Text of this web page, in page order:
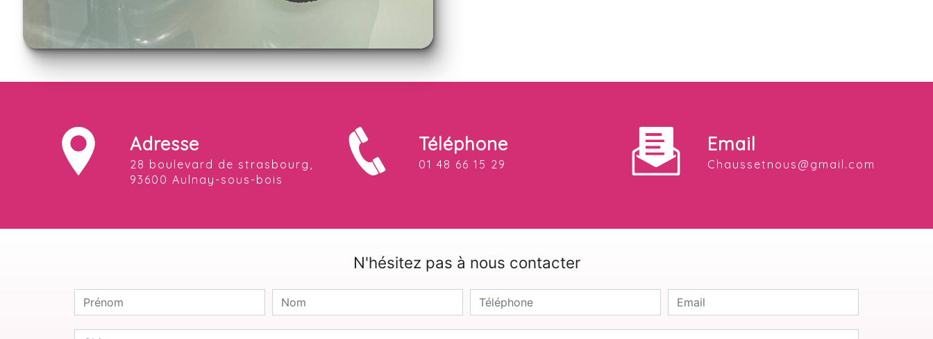
Adresse
28 boulevard de strasbourg,
93600 Aulnay-sous-bois
Téléphone
01 48 66 15 29
Email
chaussetnous@gmail.com
N'hésitez pas à nous contacter